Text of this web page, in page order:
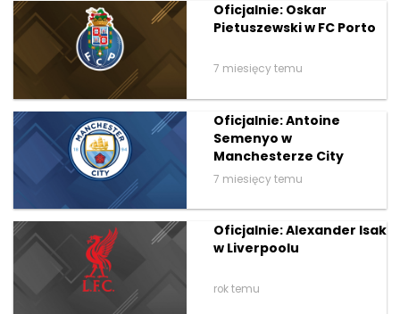
Oficjalnie: Oskar
Pietuszewski w FC Porto
7 miesięcy temu
Oficjalnie: Antoine
Semenyo w
Manchesterze City
7 miesięcy temu
Oficjalnie: Alexander Isak
w Liverpoolu
rok temu